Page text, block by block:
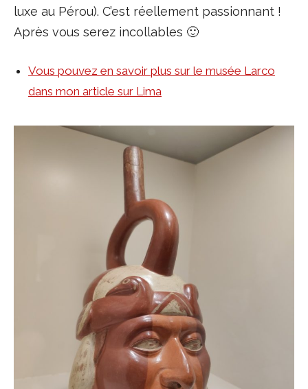
luxe au Pérou). C’est réellement passionnant !
Après vous serez incollables 🙂
Vous pouvez en savoir plus sur le musée Larco
dans mon article sur Lima